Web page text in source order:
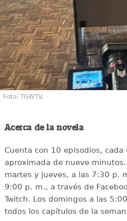
Foto: TGWTV.
Acerca de la novela
Cuenta con 10 episodios,
aproximada de nueve
martes y jueves, a las 7:30 p.
9:00 p. m., a través de
Twitch. Los domingos a las
todos los capítulos de la